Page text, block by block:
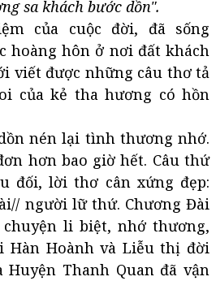
sa khách bước dồn".
của cuộc đời, đã sống
hoàng hôn ở nơi đất khách
viết được những câu thơ tả
của kẻ tha hương có hồn
nén lại tình thương nhớ.
hơn bao giờ hết. Câu thứ
đối, lời thơ cân xứng đẹp:
người lữ thứ. Chương Đài
li biệt, nhớ thương,
Hàn Hoành và Liễu thị đời
Huyện Thanh Quan đã vận